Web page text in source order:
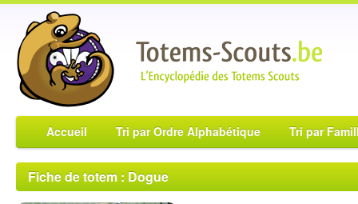
Accueil Tri par Ordre Alphabétique Tri par
Fiche de totem : Dogue